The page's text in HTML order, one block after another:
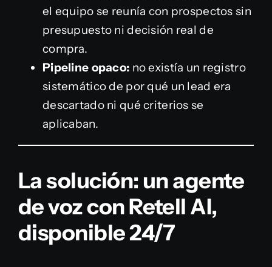
el equipo se reunía con prospectos sin
presupuesto ni decisión real de
compra.
Pipeline opaco: no existía un registro
sistemático de por qué un lead era
descartado ni qué criterios se
aplicaban.
La solución: un agente
de voz con Retell AI,
disponible 24/7